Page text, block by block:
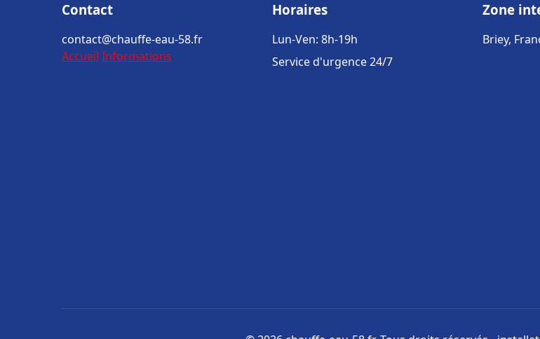
Contact
contact@chauffe-eau-58.fr
Accueil Informations
Horaires
Lun-Ven: 8h-19h
Service d'urgence 24/7
Zone
Briey,